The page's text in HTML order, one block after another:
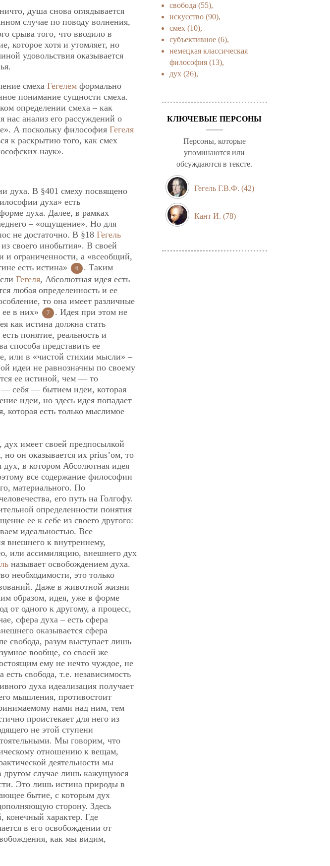
душа снова оглядывается
случае по поводу волнения,
срыва того, что вводило в
которое хотя и утомляет, но
удовольствия оказывается
смеха Гегелем формально
понимание сущности смеха.
определении смеха – как
нас анализ его рассуждений о
А поскольку философия Гегеля
к раскрытию того, как смех
наук».
духа. В §401 смеху посвящено
духа» есть
духа. Далее, в рамках
– «ощущение». Но для
не достаточно. В §18 Гегель
своего инобытия». В своей
и ограниченности, а «всеобщий,
есть истина» 6
. Таким
Гегеля, Абсолютная идея есть
любая определенность и ее
то она имеет различные
в них»
7
. Идея при этом не
как истина должна стать
понятие, реальность и
способа представить ее
или в «чистой стихии мысли» –
идеи не равнозначны по своему
ее истиной, чем — то
себя — бытием идеи, которая
идеи, но здесь идея попадает
которая есть только мыслимое
имеет своей предпосылкой
он оказывается их prius’ом, то
дух, в котором Абсолютная идея
все содержание философии
материального. По
его путь на Голгофу.
определенности понятия
ее к себе из своего другого:
идеальностью. Все
внешнего к внутреннему,
или ассимиляцию, внешнего дух
называет освобождением духа.
необходимости, это только
Даже в животной жизни
образом, идея, уже в форме
от одного к другому, а процесс,
сфера духа – есть сфера
оказывается сфера
свобода, разум выступает лишь
вообще, со своей же
ему не нечто чуждое, не
есть свобода, т.е. независимость
духа идеализация получает
мышления, противостоит
нами над ним, тем
проистекает для него из
не этой ступени
Мы говорим, что
отношению к вещам,
деятельности мы
другом случае лишь кажущуюся
Это лишь истина природы в
бытие, с которым дух
сторону. Здесь
конечный характер. Где
в его освобождении от
как мы видим,
свобода (55),
искусство (90),
смех (10),
субъективное (6),
немецкая классическая
философия (13),
дух (26),
КЛЮЧЕВЫЕ ПЕРСОНЫ
Персоны, которые
упоминаются или
обсуждаются в тексте.
Гегель Г.В.Ф. (42)
Кант И. (78)